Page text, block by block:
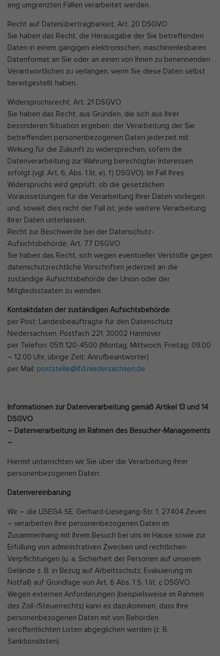
eng umgrenzten Fällen verarbeitet werden.
Recht auf Datenübertragbarkeit, Art. 20 DSGVO
Sie haben das Recht, die Herausgabe der Sie betreffenden
Daten in einem gängigen elektronischen, maschinenlesbaren
Datenformat an Sie oder an einen von Ihnen zu benennenden
Verantwortlichen zu verlangen, wenn Sie diese Daten selbst
bereitgestellt haben.
Widerspruchsrecht, Art. 21 DSGVO
Sie haben das Recht, aus Gründen, die sich aus Ihrer
besonderen Situation ergeben, der Verarbeitung der Sie
betreffenden personenbezogenen Daten jederzeit mit
Wirkung für die Zukunft zu widersprechen, sofern die
Datenverarbeitung zur Wahrung berechtigter Interessen
erfolgt (vgl. Art. 6, Abs. 1 lit. e), f) DSGVO). Im Fall Ihres
Widerspruchs wird geprüft, ob die gesetzlichen
Voraussetzungen für die Verarbeitung Ihrer Daten vorliegen
und, soweit dies nicht der Fall ist, jede weitere Verarbeitung
Ihrer Daten unterlassen.
Recht zur Beschwerde bei der Datenschutz-
Aufsichtsbehörde, Art. 77 DSGVO
Sie haben das Recht, sich wegen eventueller Verstöße gegen
datenschutzrechtliche Vorschriften jederzeit an die
zuständige Aufsichtsbehörde der Union oder der
Mitgliedsstaaten zu wenden.
Kontaktdaten der zuständigen Aufsichtsbehörde:
per Post: Landesbeauftragte für den Datenschutz
Niedersachsen, Postfach 221, 30002 Hannover
per Telefon: 0511 120-4500 (Montag, Mittwoch, Freitag: 09.00
– 12.00 Uhr, übrige Zeit: Anrufbeantworter)
per Mail: poststelle@lfd.niedersachsen.de
Informationen zur Datenverarbeitung gemäß Artikel 13 und 14
DSGVO
– Datenverarbeitung im Rahmen des Besucher-Managements
–
Hiermit unterrichten wir Sie über die Verarbeitung Ihrer
personenbezogenen Daten:
Datenvereinbarung
Wir – die LISEGA SE, Gerhard-Liesegang-Str. 1, 27404 Zeven
– verarbeiten Ihre personenbezogenen Daten im
Zusammenhang mit Ihrem Besuch bei uns im Hause sowie zur
Erfüllung von administrativen Zwecken und rechtlichen
Verpflichtungen (u. a. Sicherheit der Personen auf unserem
Gelände z. B. in Bezug auf Arbeitsschutz, Evakuierung im
Notfall) auf Grundlage von Art. 6 Abs. 1 S. 1 lit. c DSGVO.
Wegen externen Anforderungen (beispielsweise im Rahmen
des Zoll-/Steuerrechts) kann es dazukommen, dass Ihre
personenbezogenen Daten mit von Behörden
veröffentlichten Listen abgeglichen werden (z. B.
Sanktionslisten).